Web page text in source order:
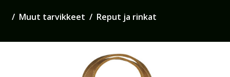
Muut tarvikkeet Reput ja rinkat